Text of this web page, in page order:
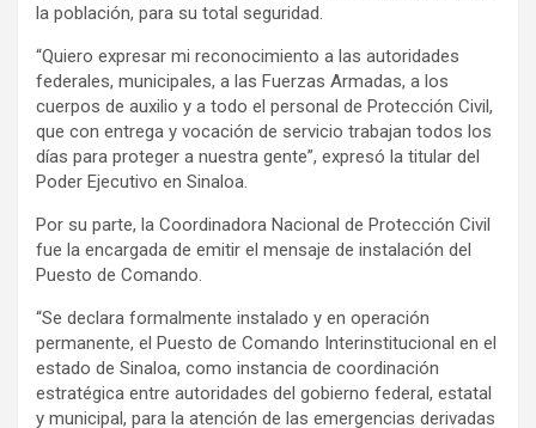
la población, para su total seguridad.
“Quiero expresar mi reconocimiento a las autoridades
federales, municipales, a las Fuerzas Armadas, a los
cuerpos de auxilio y a todo el personal de Protección Civil,
que con entrega y vocación de servicio trabajan todos los
días para proteger a nuestra gente”, expresó la titular del
Poder Ejecutivo en Sinaloa.
Por su parte, la Coordinadora Nacional de Protección Civil
fue la encargada de emitir el mensaje de instalación del
Puesto de Comando.
“Se declara formalmente instalado y en operación
permanente, el Puesto de Comando Interinstitucional en el
estado de Sinaloa, como instancia de coordinación
estratégica entre autoridades del gobierno federal, estatal
y municipal, para la atención de las emergencias derivadas